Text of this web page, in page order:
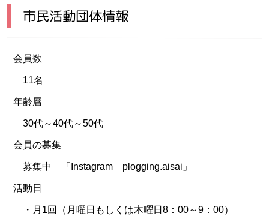
市民活動団体情報
会員数
11名
年齢層
30代～40代～50代
会員の募集
募集中 「Instagram plogging.aisai」
活動日
・月1回（月曜日もしくは木曜日8：00～9：00）